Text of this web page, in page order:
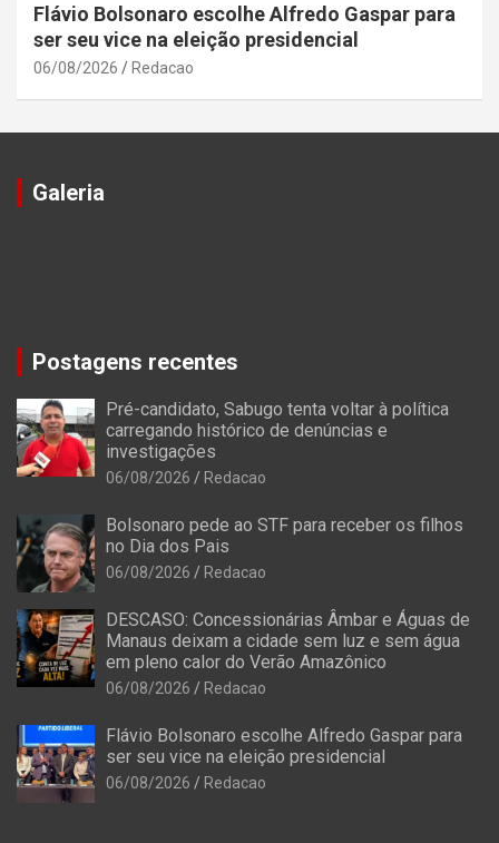
Flávio Bolsonaro escolhe Alfredo Gaspar para
ser seu vice na eleição presidencial
06/08/2026 Redacao
Galeria
Postagens recentes
Pré-candidato, Sabugo tenta voltar à política
carregando histórico de denúncias e
investigações
06/08/2026 Redacao
Bolsonaro pede ao STF para receber os filhos
no Dia dos Pais
06/08/2026 Redacao
DESCASO: Concessionárias Âmbar e Águas de
Manaus deixam a cidade sem luz e sem água
em pleno calor do Verão Amazônico
06/08/2026 Redacao
Flávio Bolsonaro escolhe Alfredo Gaspar para
ser seu vice na eleição presidencial
06/08/2026 Redacao